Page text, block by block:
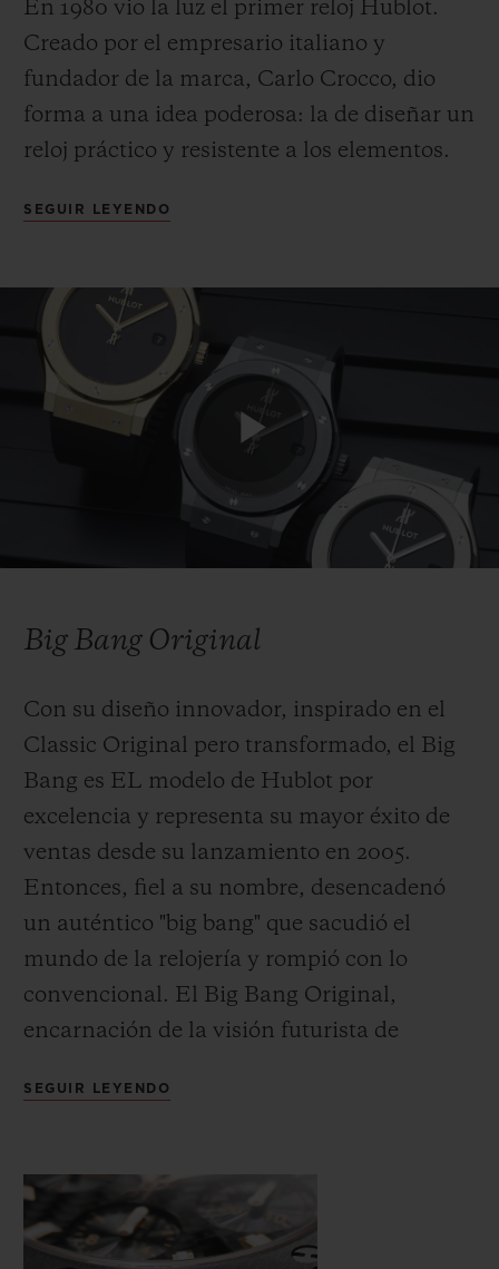
En 1980 vio la luz el primer reloj Hublot.
Creado por el empresario italiano y
fundador de la marca, Carlo Crocco, dio
forma a una idea poderosa: la de diseñar un
reloj práctico y resistente a los elementos.
clásica y deportiva con un diseño
por primera vez en relojería moderna un
preciado material tradicional, el oro, y uno
moderno, el caucho, el Classic Original
rompió con los códigos establecidos e
impuso una nueva visión del lujo que
supuso el comienzo del "Arte de la Fusión"
de Hublot. Su personalidad venía marcada
por la mezcla de materiales y el diseño
buey" de los barcos ("hublot" en francés). Su
una caja de oro y una esfera negra
minimalista, se convertiría en la firma
estética de los relojes Hublot. Décadas
después, es el estándar para los relojes
deportivos de alta gama.
SEGUIR LEYENDO
Play
Big Bang Original
Con su diseño innovador, inspirado en el
Classic Original pero transformado, el Big
Bang es EL modelo de Hublot por
excelencia y representa su mayor éxito de
ventas desde su lanzamiento en 2005.
Entonces, fiel a su nombre, desencadenó
un auténtico "big bang" que sacudió el
mundo de la relojería y rompió con lo
convencional. El Big Bang Original,
encarnación de la visión futurista de
sin duda abrió paso a una nueva era en el
valores fundamentales de Hublot, ya que
evoca el origen del universo, la explosión
que unió toda la materia en una sola
SEGUIR LEYENDO
CONTACTO
ENCONTRAR UNA